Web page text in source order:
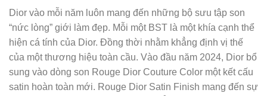
Dior vào mỗi năm luôn mang đến những bộ sưu tập son
“nức lòng” giới làm đẹp. Mỗi một BST là một khía cạnh thể
hiện cá tính của Dior. Đồng thời nhằm khẳng định vị thế
của một thương hiệu toàn cầu. Vào đầu năm 2024, Dior bổ
sung vào dòng son Rouge Dior Couture Color một kết cấu
satin hoàn toàn mới. Rouge Dior Satin Finish mang đến sự